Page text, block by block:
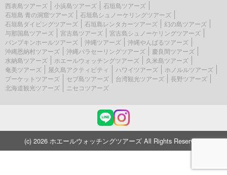
西表島ツアーズ 小浜島ツアーズ
石垣島ツアーズ
石垣島 青の洞窟ツアーズ
石垣島シュノーケリングツアーズ
石垣島ダイビングツアーズ
石垣島レンタカーツアーズ
幻の島ツアーズ
与那国島ツアーズ
宮古島ツアーズ
宮古島シュノーケリングツアーズ
パンプキンホールツアーズ
沖縄ツアーズ
沖縄やんばるツアーズ
沖縄恩納村ツアーズ
沖縄パラセーリングツアーズ
慶良間ツアーズ
水納島ツアーズ
ホエールウォッチングツアーズ
久米島ツアーズ
奄美ツアーズ
屋久島アクティビティ ハワイツアーズ
ホノルルツアーズ
プーケットツアーズ
セブ島ツアーズ 台湾観光ツアーズ
長野ツアーズ
北海道観光ツアーズ
ニセコツアーズ
(c) 2026 ホエールウォッチングツアーズ All Rights Reserved.